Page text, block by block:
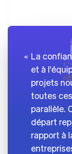
La
et à
projets
toutes
parallèle.
départ
rapport à